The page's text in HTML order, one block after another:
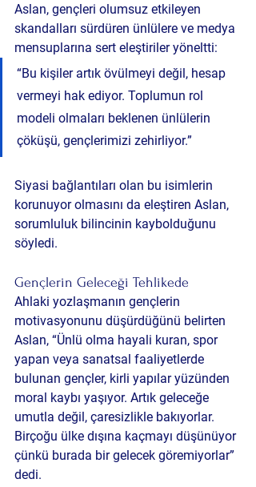
Aslan, gençleri olumsuz etkileyen
skandalları sürdüren ünlülere ve medya
mensuplarına sert eleştiriler yöneltti:
“Bu kişiler artık övülmeyi değil, hesap
vermeyi hak ediyor. Toplumun rol
modeli olmaları beklenen ünlülerin
çöküşü, gençlerimizi zehirliyor.”
Siyasi bağlantıları olan bu isimlerin
korunuyor olmasını da eleştiren Aslan,
sorumluluk bilincinin kaybolduğunu
söyledi.
Gençlerin Geleceği Tehlikede
Ahlaki yozlaşmanın gençlerin
motivasyonunu düşürdüğünü belirten
Aslan, “Ünlü olma hayali kuran, spor
yapan veya sanatsal faaliyetlerde
bulunan gençler, kirli yapılar yüzünden
moral kaybı yaşıyor. Artık geleceğe
umutla değil, çaresizlikle bakıyorlar.
Birçoğu ülke dışına kaçmayı düşünüyor
çünkü burada bir gelecek göremiyorlar”
dedi.